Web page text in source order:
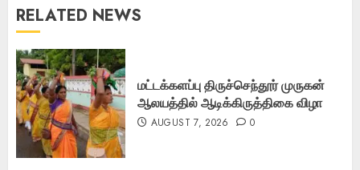
RELATED NEWS
மட்டக்களப்பு திருச்செந்தூர் முருகன்
ஆலயத்தில் ஆடிக்கிருத்திகை விழா
AUGUST 7, 2026 0